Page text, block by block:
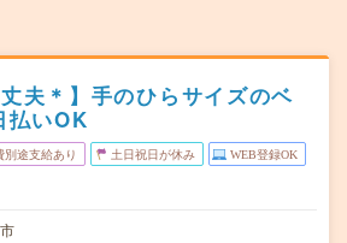
丈夫＊】手のひらサイズのベ
払いOK
別途支給あり 土日祝日が休み WEB登録OK